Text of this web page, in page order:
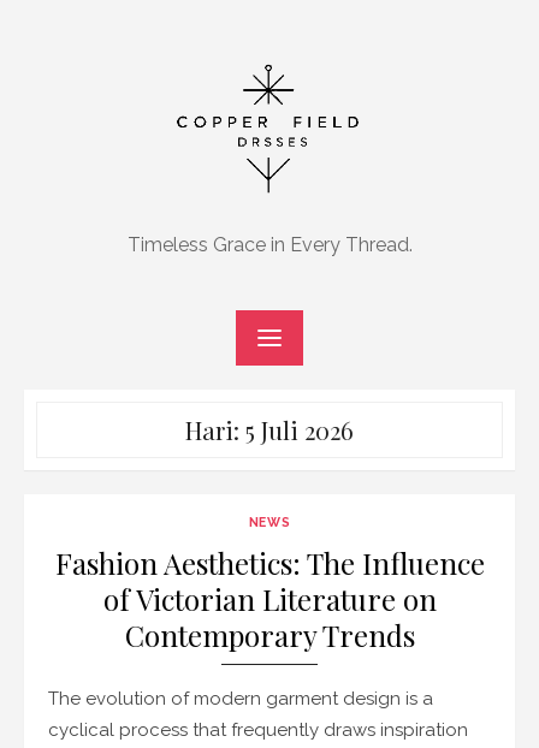
Timeless Grace in Every Thread.
Hari: 5 Juli 2026
NEWS
Fashion Aesthetics: The Influence
of Victorian Literature on
Contemporary Trends
The evolution of modern garment design is a
cyclical process that frequently draws inspiration